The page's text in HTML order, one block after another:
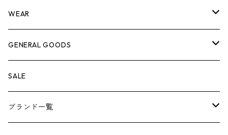
脚立
ケミカル
その他
キャビネット・ツールハンガー
冬季用品
その他
ストレージボックス
クーラーボックス
ナイフ
車内グッズ
車外グッズ
芳香剤
WEAR
トップス
ボトムス
アンダーウェア
GENERAL GOODS
ウォレット
エアーフレッシュナー
SALE
ブランド一覧